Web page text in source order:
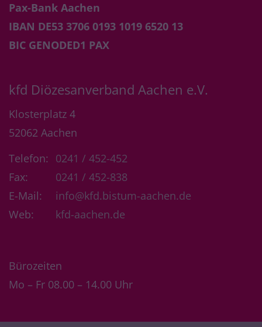
Pax-Bank Aachen
IBAN DE53 3706 0193 1019 6520 13
BIC GENODED1 PAX
kfd Diözesanverband Aachen e.V.
Klosterplatz 4
52062 Aachen
Telefon: 0241 / 452-452
Fax:
0241 / 452-838
E-Mail:
info@kfd.bistum-aachen.de
Web:
kfd-aachen.de
Bürozeiten
Mo – Fr 08.00 – 14.00 Uhr